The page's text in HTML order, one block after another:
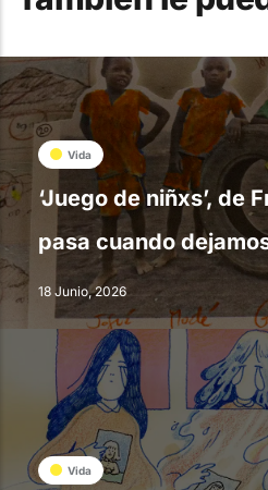
Vida
‘Juego de niñxs’, de
pasa cuando
18 Junio, 2026
Vida